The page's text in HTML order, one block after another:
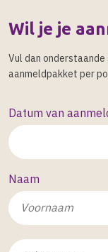
Wil je je
Vul dan onderstaande
aanmeldpakket per
Datum van
Naam